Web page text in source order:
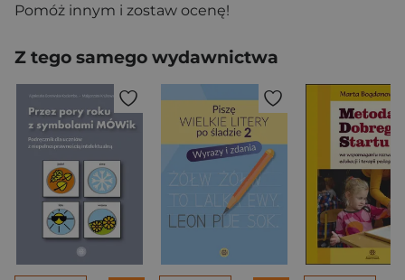
Pomóż innym i zostaw ocenę!
Z tego samego wydawnictwa